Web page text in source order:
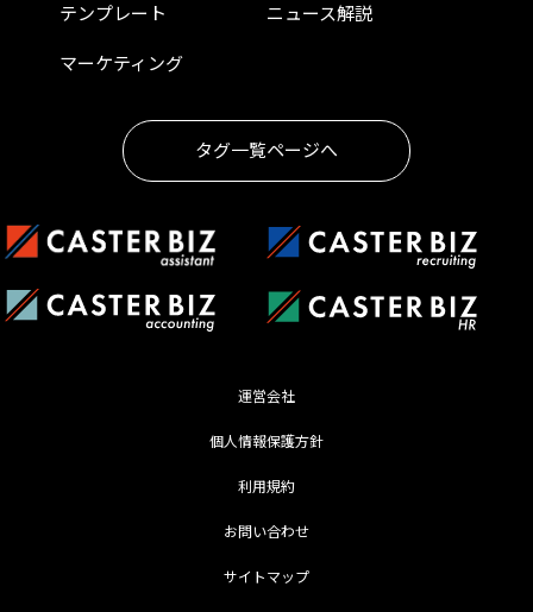
テンプレート ニュース解説
マーケティング
タグ一覧ページへ
運営会社
個人情報保護方針
利用規約
お問い合わせ
サイトマップ